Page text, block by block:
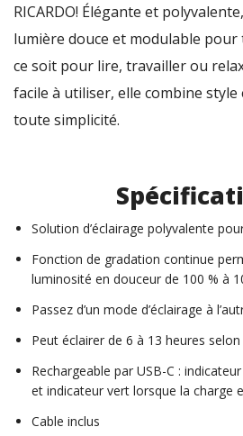
RICARDO! Élégante et
lumière douce et modulable pour
ce soit pour lire, travailler ou
facile à utiliser, elle combine
toute simplicité.
Solution d’éclairage polyvalente
Fonction de gradation continue
luminosité en douceur de 100 % à
Passez d’un mode d’éclairage à
Peut éclairer de 6 à 13 heures
Rechargeable par USB-C :
et indicateur vert lorsque la charge
Cable inclus